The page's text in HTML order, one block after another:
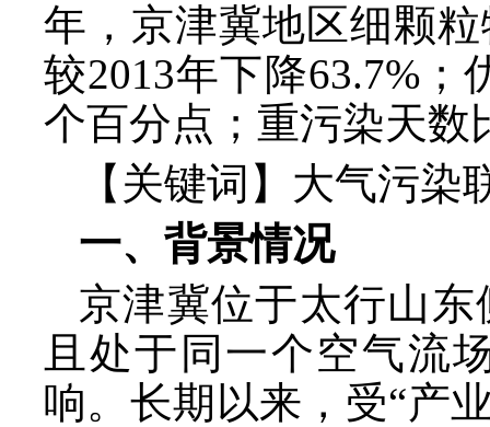
年，京津冀地区细颗
较2013年下降63.7%；
个百分点；重污染天数
【关键词】大气污染
一、背景情况
京津冀位于太行山
且处于同一个空气流
响。长期以来，受“产